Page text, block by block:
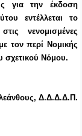
για την έκδοση
εντέλλεται το
νενομισμένες
τον περί Νομικής
σχετικού Νόμου.
Δ.Δ.Δ.Δ.Π.